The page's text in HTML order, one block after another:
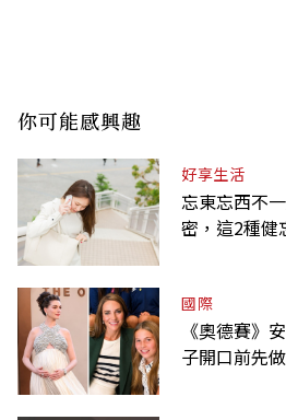
你可能感興趣
好享生活
忘東忘西不
密，這2種健
國際
《奧德賽》
子開口前先